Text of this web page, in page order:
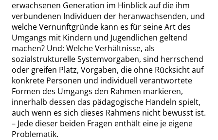
erwachsenen Generation im Hinblick auf die ihm
verbundenen Individuen der heranwachsenden, und
welche Vernunftgründe kann es für seine Art des
Umgangs mit Kindern und Jugendlichen geltend
machen? Und: Welche Verhältnisse, als
sozialstrukturelle Systemvorgaben, sind herrschend
oder greifen Platz, Vorgaben, die ohne Rücksicht auf
konkrete Personen und individuell verantwortete
Formen des Umgangs den Rahmen markieren,
innerhalb dessen das pädagogische Handeln spielt,
auch wenn es sich dieses Rahmens nicht bewusst ist.
– Jede dieser beiden Fragen enthält eine je eigene
Problematik.